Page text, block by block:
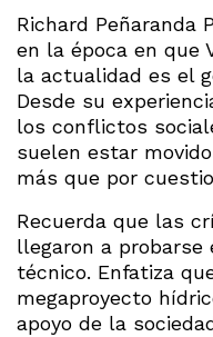
Richard Peñaranda
en la época en que
la actualidad es el
Desde su
los conflictos
suelen estar
más que por
Recuerda que las
llegaron a probarse
técnico. Enfatiza
megaproyecto
apoyo de la